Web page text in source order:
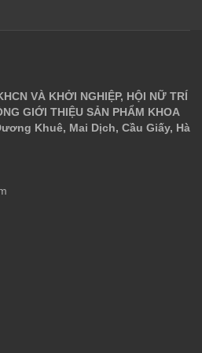
VÀ KHỞI NGHIỆP, HỘI NỮ TRÍ
GIỚI THIỆU SẢN PHẨM KHOA
Khuê, Mai Dịch, Cầu Giấy, Hà